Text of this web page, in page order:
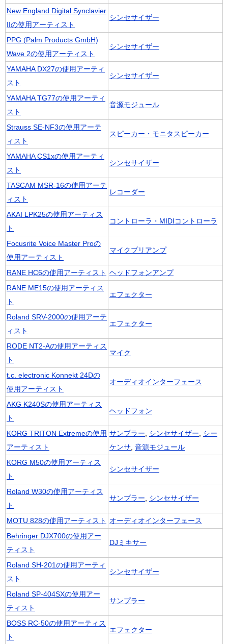
New England Digital Synclavier
IIの使用アーティスト
シンセサイザー
PPG (Palm Products GmbH)
Wave 2の使用アーティスト
シンセサイザー
YAMAHA DX27の使用アーティ
スト
シンセサイザー
YAMAHA TG77の使用アーティ
スト
音源モジュール
Strauss SE-NF3の使用アーテ
ィスト
スピーカー・モニタスピーカー
YAMAHA CS1xの使用アーティ
スト
シンセサイザー
TASCAM MSR-16の使用アーテ
ィスト
レコーダー
AKAI LPK25の使用アーティス
ト
コントローラ・MIDIコントローラ
Focusrite Voice Master Proの
使用アーティスト
マイクプリアンプ
RANE HC6の使用アーティスト ヘッドフォンアンプ
RANE ME15の使用アーティス
ト
エフェクター
Roland SRV-2000の使用アーテ
ィスト
エフェクター
RODE NT2-Aの使用アーティス
ト
マイク
t.c. electronic Konnekt 24Dの
使用アーティスト
オーディオインターフェース
AKG K240Sの使用アーティス
ト
ヘッドフォン
KORG TRITON Extremeの使用
アーティスト
サンプラー, シンセサイザー, シー
ケンサ, 音源モジュール
KORG M50の使用アーティス
ト
シンセサイザー
Roland W30の使用アーティス
ト
サンプラー, シンセサイザー
MOTU 828の使用アーティスト
オーディオインターフェース
Behringer DJX700の使用アー
ティスト
DJミキサー
Roland SH-201の使用アーティ
スト
シンセサイザー
Roland SP-404SXの使用アー
ティスト
サンプラー
BOSS RC-50の使用アーティス
ト
エフェクター